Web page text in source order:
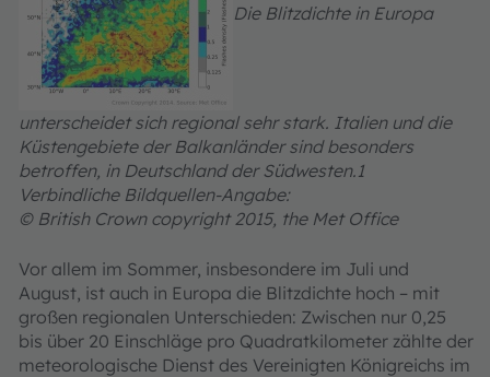
Die Blitzdichte in Europa
unterscheidet sich regional sehr stark. Italien und die
Küstengebiete der Balkanländer sind besonders
betroffen, in Deutschland der Südwesten.1
Verbindliche Bildquellen-Angabe:
© British Crown copyright 2015, the Met Office
Vor allem im Sommer, insbesondere im Juli und
August, ist auch in Europa die Blitzdichte hoch – mit
großen regionalen Unterschieden: Zwischen nur 0,25
bis über 20 Einschläge pro Quadratkilometer zählte der
meteorologische Dienst des Vereinigten Königreichs im